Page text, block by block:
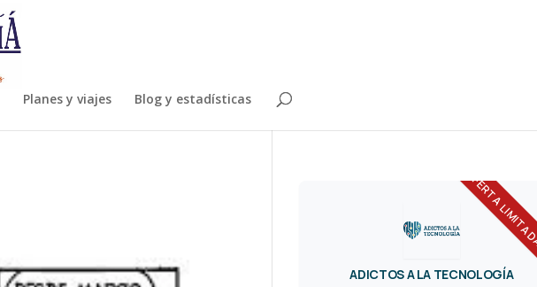
Planes y viajes Blog y estadísticas
OFERTA
ADICTOS A LA TECNOLOGÍA